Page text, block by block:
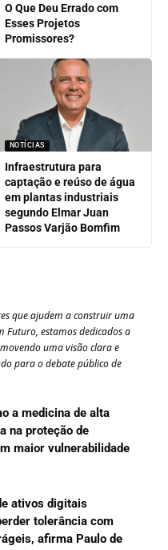
O Que Deu Errado com
Esses Projetos
Promissores?
NOTÍCIAS
Infraestrutura para
captação e reúso de água
em plantas industriais
segundo Elmar Juan
Passos Varjão Bomfim
que ajudem a construir uma
Futuro, estamos dedicados a
uma visão clara e
para o debate público de
a medicina de alta
na proteção de
maior vulnerabilidade
ativos digitais
tolerância com
afirma Paulo de